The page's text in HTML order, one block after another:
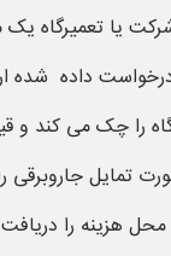
یا تعمیرگاه
داده شده
را چک می کند و
تمایل جاروبرقی
هزینه را